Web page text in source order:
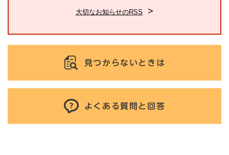
大切なお知らせのRSS
見つからないときは
よくある質問と回答